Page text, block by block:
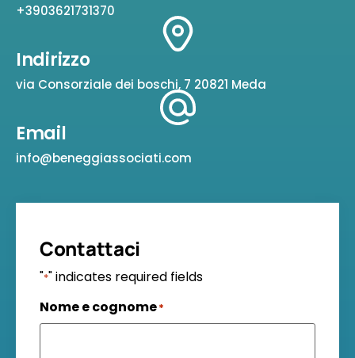
+3903621731370
Indirizzo
via Consorziale dei boschi, 7 20821 Meda
Email
info@beneggiassociati.com
Contattaci
"*" indicates required fields
Nome e cognome*